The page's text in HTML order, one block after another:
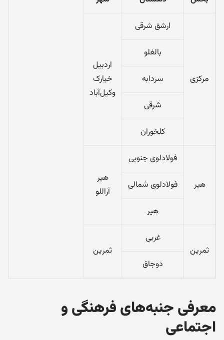
مرکزی
ارشق شرقی
اردبیل
خیارک
وکیل‌آباد
بالغلو
سردابه
شرقی
کلخوران
هیر
فولادلوی جنوبی
هیر
آراللو
فولادلوی شمالی
هیر
ثمرین
غربی
ثمرین
دوجاق
معرفی جنبه‌های فرهنگی و
اجتماعی